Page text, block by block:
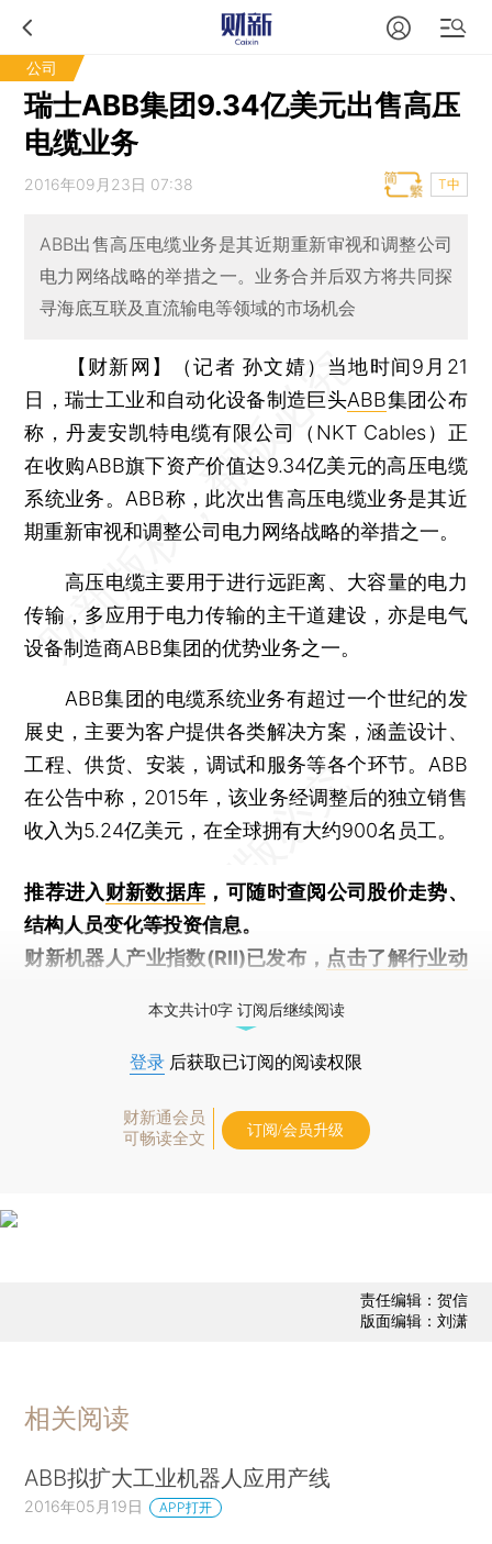
公司
瑞士ABB集团9.34亿美元出售高压
电缆业务
2016年09月23日 07:38 T中
ABB出售高压电缆业务是其近期重新审视和调整公司
电力网络战略的举措之一。业务合并后双方将共同探
寻海底互联及直流输电等领域的市场机会
【财新网】（记者 孙文婧） 当地时间9月21
日，瑞士工业和自动化设备制造巨头ABB集团公布
称，丹麦安凯特电缆有限公司（NKT Cables）正
在收购ABB旗下资产价值达9.34亿美元的高压电缆
系统业务。ABB称，此次出售高压电缆业务是其近
期重新审视和调整公司电力网络战略的举措之一。
高压电缆主要用于进行远距离、大容量的电力
传输，多应用于电力传输的主干道建设，亦是电气
设备制造商ABB集团的优势业务之一。
ABB集团的电缆系统业务有超过一个世纪的发
展史，主要为客户提供各类解决方案，涵盖设计、
工程、供货、安装，调试和服务等各个环节。ABB
在公告中称，2015年，该业务经调整后的独立销售
收入为5.24亿美元，在全球拥有大约900名员工。
推荐进入财新数据库 ，可随时查阅公司股价走势、
结构人员变化等投资信息。
财新机器人产业指数(RII)已发布， 点击了解行业动
本文共计0字 订阅后继续阅读
登录 后获取已订阅的阅读权限
财新通会员
可畅读全文
订阅/会员升级
责任编辑：贺信
版面编辑：刘潇
相关阅读
ABB拟扩大工业机器人应用产线
2016年05月19日 APP打开